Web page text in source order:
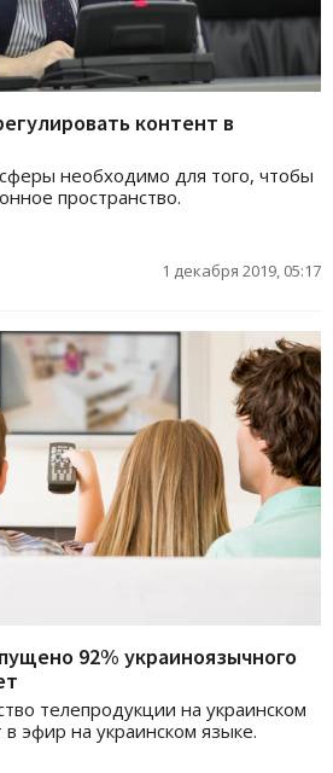
контент в
необходимо для того, чтобы
пространство.
1 декабря 2019, 05:17
92% украиноязычного
телепродукции на украинском
эфир на украинском языке.